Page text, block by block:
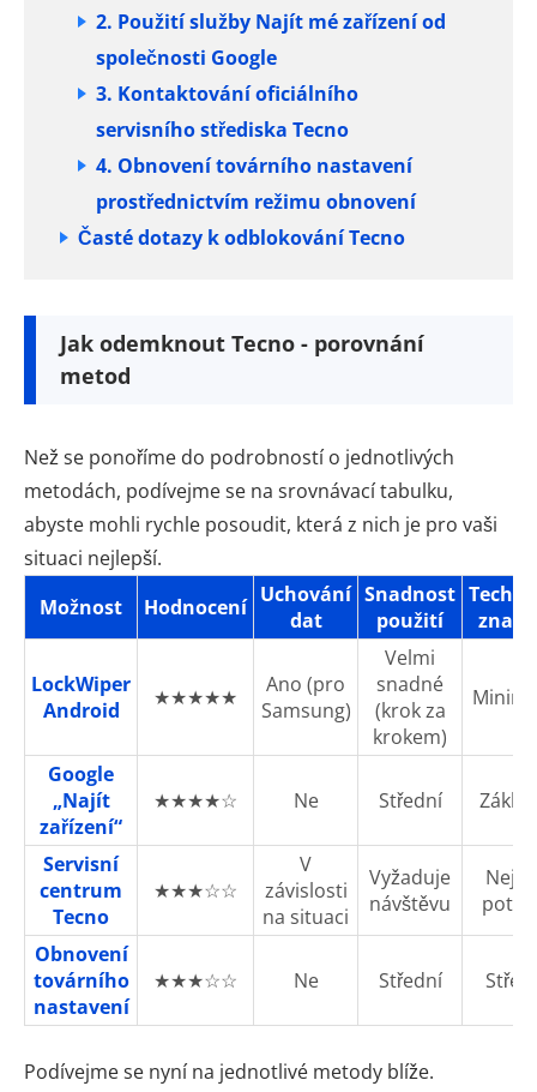
2. Použití služby Najít mé zařízení od
společnosti Google
3. Kontaktování oficiálního
servisního střediska Tecno
4. Obnovení továrního nastavení
prostřednictvím režimu obnovení
Časté dotazy k odblokování Tecno
Jak odemknout Tecno - porovnání
metod
Než se ponoříme do podrobností o jednotlivých
metodách, podívejme se na srovnávací tabulku,
abyste mohli rychle posoudit, která z nich je pro vaši
situaci nejlepší.
Možnost
Hodnocení Uchování
dat
Snadnost
použití
LockWiper
Android
★★★★★
Ano (pro
Samsung)
Velmi
snadné
(krok za
krokem)
Google
„Najít
zařízení“
★★★★☆ Ne Střední
Servisní
centrum
Tecno
★★★☆☆
V
závislosti
na situaci
Vyžaduje
návštěvu
Obnovení
továrního
nastavení
★★★☆☆ Ne Střední
Podívejme se nyní na jednotlivé metody blíže.